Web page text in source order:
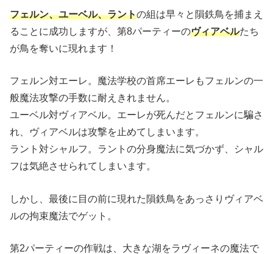
フェルン、ユーベル、ラントの組は早々と隕鉄鳥を捕まえ
ることに成功しますが、第8パーティーのヴィアベルたち
が鳥を奪いに現れます！
フェルン対エーレ。魔法学校の首席エーレもフェルンの一
般魔法攻撃の手数に耐えきれません。
ユーベル対ヴィアベル。エーレが死んだとフェルンに騙さ
れ、ヴィアベルは攻撃を止めてしまいます。
ラント対シャルフ。ラントの分身魔法に気づかず、シャル
フは気絶させられてしまいます。
しかし、最後に目の前に現れた隕鉄鳥をあっさりヴィアベ
ルの拘束魔法でゲット。
第2パーティーの作戦は、大きな湖をラヴィーネの魔法で